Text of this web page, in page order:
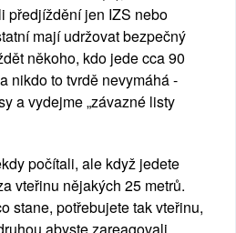
předjíždění jen IZS nebo
mají udržovat bezpečný
někoho, kdo jede cca 90
nikdo to tvrdě nevymáhá -
a vydejme „závazné listy
počítali, ale když jedete
vteřinu nějakých 25 metrů.
stane, potřebujete tak vteřinu,
abyste zareagovali